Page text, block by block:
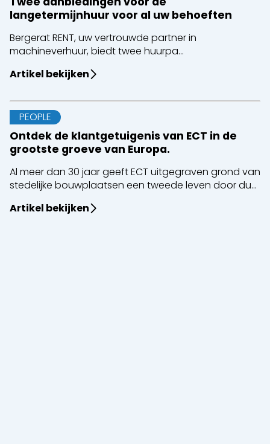
langetermijnhuur voor al uw behoeften
Bergerat RENT, uw vertrouwde partner in
machineverhuur, biedt twee huurpa...
Artikel bekijken
PEOPLE
Ontdek de klantgetuigenis van ECT in de
grootste groeve van Europa.
Al meer dan 30 jaar geeft ECT uitgegraven grond van
stedelijke bouwplaatsen een tweede leven door du...
Artikel bekijken